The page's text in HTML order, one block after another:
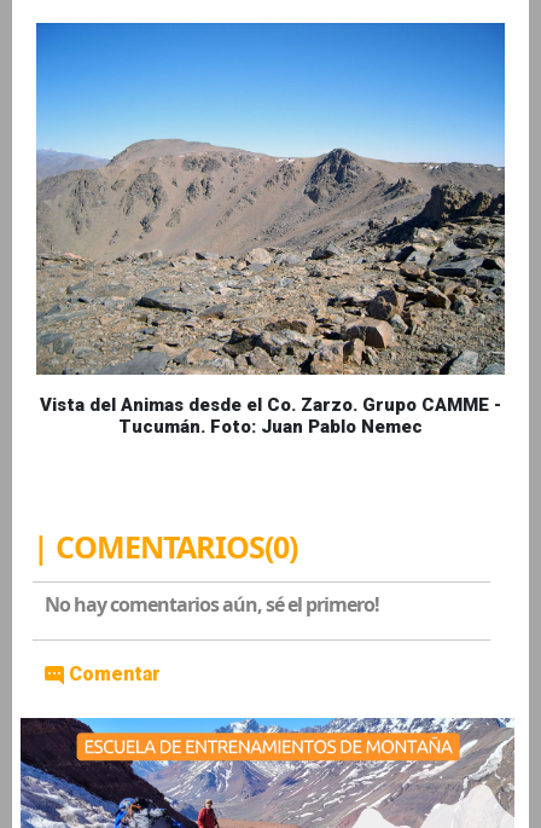
Vista del Animas desde el Co. Zarzo. Grupo CAMME -
Tucumán. Foto: Juan Pablo Nemec
| COMENTARIOS(0)
No hay comentarios aún, sé el primero!
Comentar